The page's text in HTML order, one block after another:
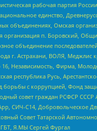
рабочая партия
единство,
объединениях, Омская
п. Боровский,
объединение
Астрахани, ВОЛЯ, Меджлис
Независимость, Фирма,
республика Русь,
с коррупцией, Фонд
совет граждан РСФСР
СИЧ-С14, Добровольческое
Совет Татарской
Я.МЫ Сергей Фургал